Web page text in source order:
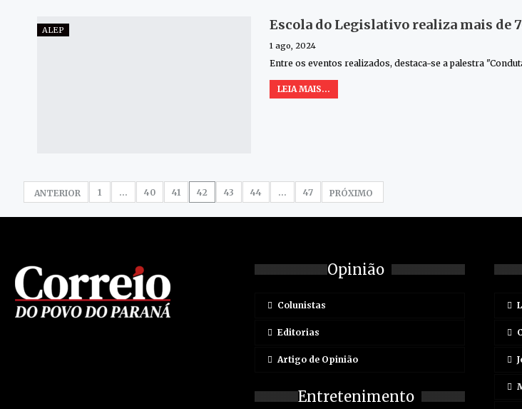
ALEP Escola do Legislativo realiza mais de
1 ago, 2024
Entre os eventos realizados, destaca-se a palestra
LEIA MAIS...
ANTERIOR 1 … 40 41 42 43 44 … 47 PRÓXIMO
Opinião
Colunistas
Editorias
Artigo de Opinião
Entretenimento